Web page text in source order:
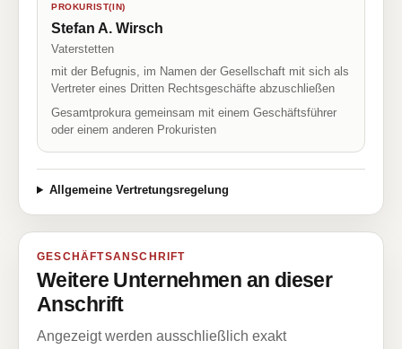
PROKURIST(IN)
Stefan A. Wirsch
Vaterstetten
mit der Befugnis, im Namen der Gesellschaft mit sich als
Vertreter eines Dritten Rechtsgeschäfte abzuschließen
Gesamtprokura gemeinsam mit einem Geschäftsführer
oder einem anderen Prokuristen
Allgemeine Vertretungsregelung
GESCHÄFTSANSCHRIFT
Weitere Unternehmen an dieser
Anschrift
Angezeigt werden ausschließlich exakt